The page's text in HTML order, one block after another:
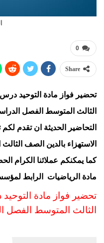
0
Share
تحضير فواز مادة التوحيد
الثالث المتوسط الفصل
التحاضير الحديثة ان تقدم
الاستهزاء بالدين الصف
كما يمكنكم عملائنا الكرام
مادة الرياضيات
الرابط
تحضير فواز مادة
الثالث المتوسط الفصل